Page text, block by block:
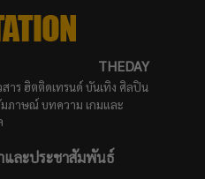
THEDAY
าร ฮิตติดเทรนด์ บันเทิง ศิลปิน
ภาษณ์ บทความ เกมและ
และประชาสัมพันธ์